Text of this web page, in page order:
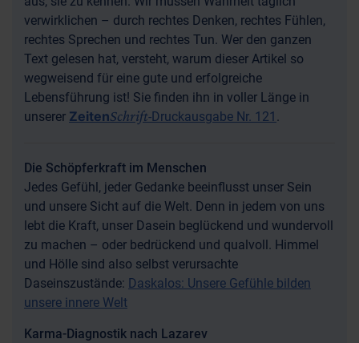
verwirklichen – durch rechtes Denken, rechtes Fühlen,
rechtes Sprechen und rechtes Tun. Wer den ganzen
Text gelesen hat, versteht, warum dieser Artikel so
wegweisend für eine gute und erfolgreiche
Lebensführung ist! Sie finden ihn in voller Länge in
unserer ZeitenSchrift-Druckausgabe Nr. 121 .
Die Schöpferkraft im Menschen
Jedes Gefühl, jeder Gedanke beeinflusst unser Sein
und unsere Sicht auf die Welt. Denn in jedem von uns
lebt die Kraft, unser Dasein beglückend und wundervoll
zu machen – oder bedrückend und qualvoll. Himmel
und Hölle sind also selbst verursachte
Daseinszustände: Daskalos: Unsere Gefühle bilden
unsere innere Welt
Karma-Diagnostik nach Lazarev